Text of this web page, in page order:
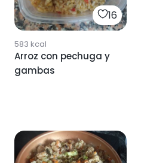
16
583 kcal
Arroz con pechuga y
gambas